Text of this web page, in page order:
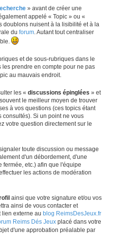
» avant de créer une
appelé « Topic » ou «
doublons nuisent à la lisibilité et à la
du forum . Autant tout centraliser
et de sous-rubriques dans le
les prendre en compte pour ne pas
au mauvais endroit.
les « discussions épinglées » et
le meilleur moyen de trouver
à vos questions (ces topics étant
consultés). Si un point ne vous
votre question directement sur le
toute discussion ou message
d'un débordement, d'une
fermée, etc.) afin que l'équipe
les actions de modération
ainsi que votre signature et/ou vos
ainsi de vous contacter et
lien externe au blog ReimsDesJeux.fr
Reims Dés Jeux placé dans votre
d'une approbation préalable par